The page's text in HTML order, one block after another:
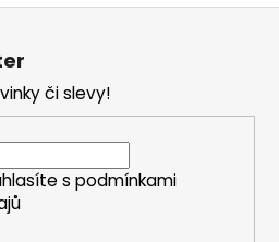
či slevy!
s podmínkami